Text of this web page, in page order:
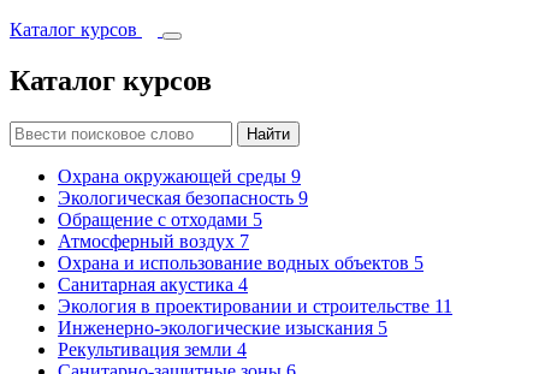
Каталог курсов
Каталог курсов
Найти
Охрана окружающей среды 9
Экологическая безопасность 9
Обращение с отходами 5
Атмосферный воздух 7
Охрана и использование водных объектов 5
Санитарная акустика 4
Экология в проектировании и строительстве 11
Инженерно-экологические изыскания 5
Рекультивация земли 4